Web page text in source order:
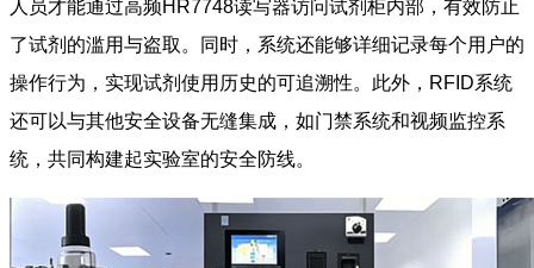
人员才能通过高频HR7748读写器访问试剂柜内部，有效防止
了试剂的滥用与盗取。同时，系统还能够详细记录每个用户的
操作行为，实现试剂使用历史的可追溯性。此外，RFID系统
还可以与其他安全设备无缝集成，如门禁系统和视频监控系
统，共同构建起实验室的安全防线。